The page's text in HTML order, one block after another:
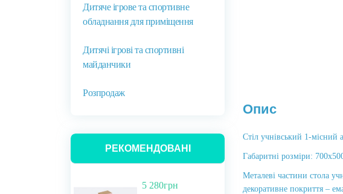
Дитяче ігрове та спортивне
обладнання для приміщення
Дитячі ігрові та спортивні
майданчики
Розпродаж
РЕКОМЕНДОВАНІ
5 280грн
Опис
Стіл учнівський 1-місний
Габаритні розміри:
Металеві частини стола
декоративне покриття –